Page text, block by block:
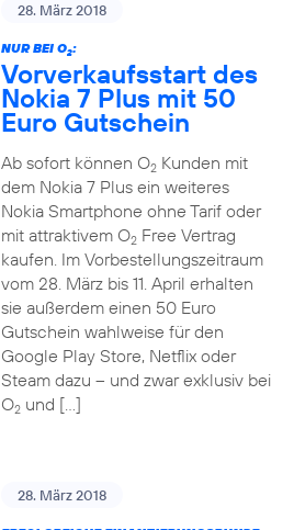
28. März 2018
NUR BEI O2:
Vorverkaufsstart des
Nokia 7 Plus mit 50
Euro Gutschein
Ab sofort können O2Kunden mit
dem Nokia 7 Plus ein weiteres
Nokia Smartphone ohne Tarif oder
mit attraktivem O2Free Vertrag
kaufen. Im Vorbestellungszeitraum
vom 28. März bis 11. April erhalten
sie außerdem einen 50 Euro
Gutschein wahlweise für den
Google Play Store, Netflix oder
Steam dazu – und zwar exklusiv bei
O2und […]
28. März 2018